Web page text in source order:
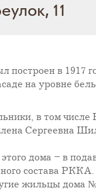
11
построен в
на уровне
в том
Сергеевна
дома – в
состава
жильцы дома